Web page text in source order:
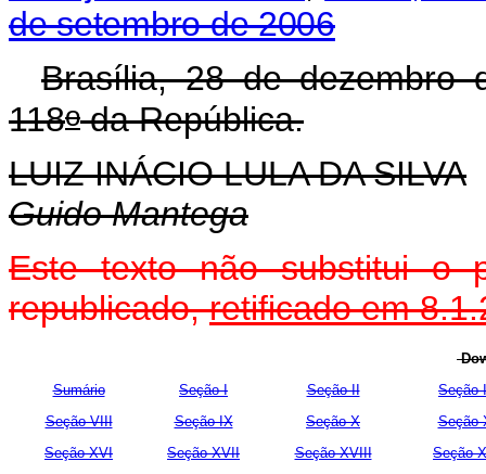
de setembro de 2006
Brasília, 28 de dezembro
118oda República.
LUIZ INÁCIO LULA DA SILVA
Guido Mantega
Este texto não substitui o
republicado,retificado em
Sumário
Seção I Seção II
Seção
Seção VIII
Seção IX Seção X
Seção
Seção XVI
Seção XVII Seção XVIII Seção